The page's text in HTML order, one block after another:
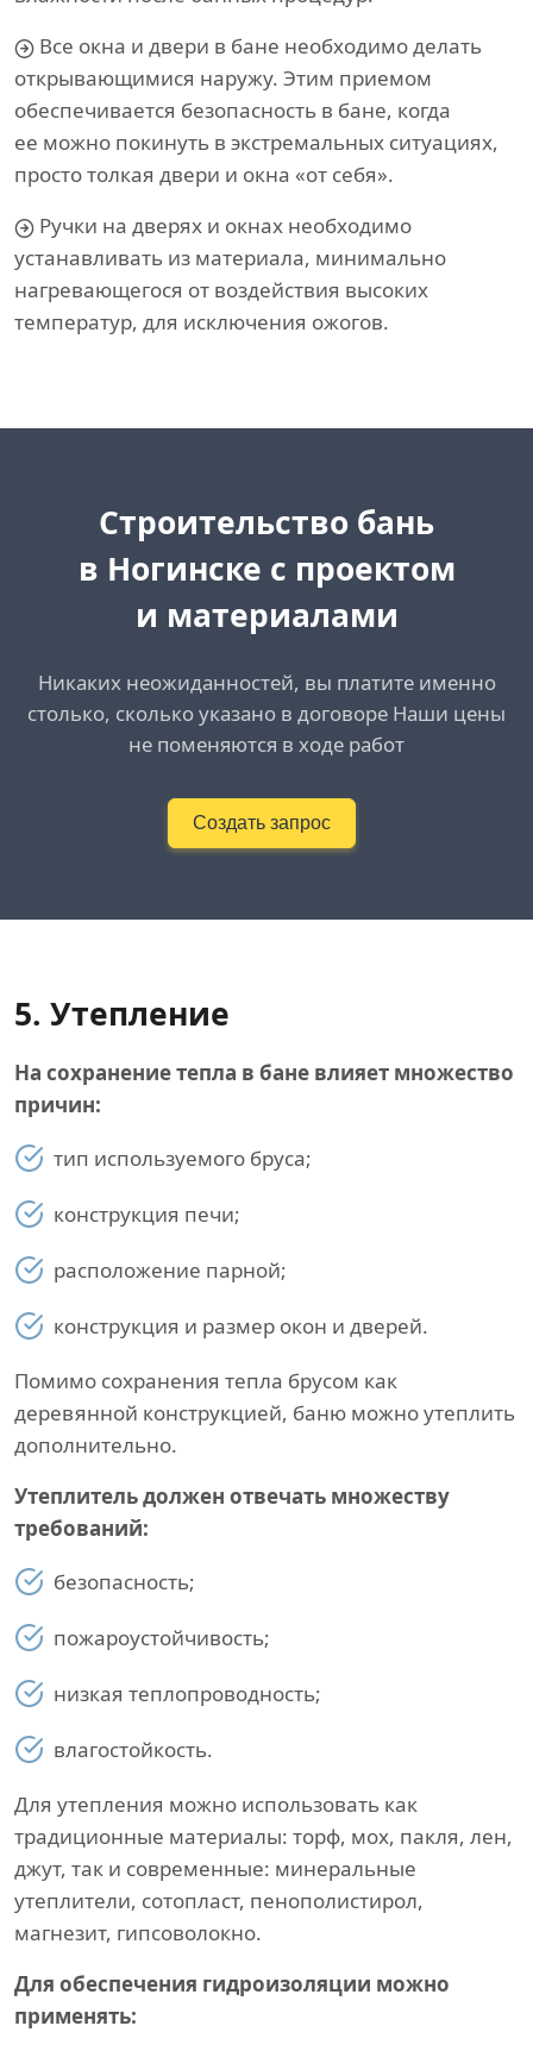
Все окна и двери в бане необходимо делать
открывающимися наружу. Этим приемом
обеспечивается безопасность в бане, когда
ее можно покинуть в экстремальных ситуациях,
просто толкая двери и окна «от себя».
Ручки на дверях и окнах необходимо
устанавливать из материала, минимально
нагревающегося от воздействия высоких
температур, для исключения ожогов.
Cтроительство бань
в Ногинске с проектом
и материалами
Никаких неожиданностей, вы платите именно
столько, сколько указано в договоре Наши цены
не поменяются в ходе работ
Создать запрос
5. Утепление
На сохранение тепла в бане влияет множество
причин:
тип используемого бруса;
конструкция печи;
расположение парной;
конструкция и размер окон и дверей.
Помимо сохранения тепла брусом как
деревянной конструкцией, баню можно утеплить
дополнительно.
Утеплитель должен отвечать множеству
требований:
безопасность;
пожароустойчивость;
низкая теплопроводность;
влагостойкость.
Для утепления можно использовать как
традиционные материалы: торф, мох, пакля, лен,
джут, так и современные: минеральные
утеплители, сотопласт, пенополистирол,
магнезит, гипсоволокно.
Для обеспечения гидроизоляции можно
применять: